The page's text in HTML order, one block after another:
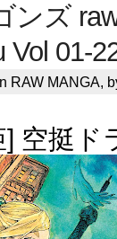
ンズ
Vol 01-
RAW MANGA,
] 空挺ド